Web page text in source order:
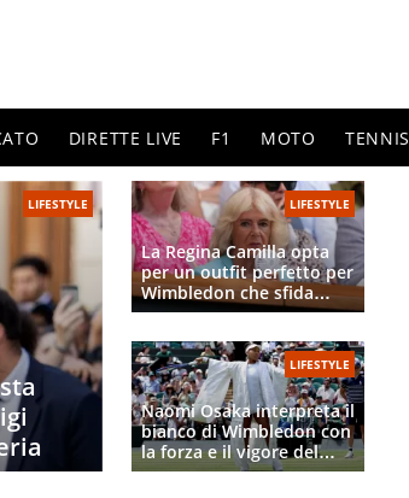
DIRETTE LIVE F1 MOTO TENNIS
LIFESTYLE LIFESTYLE
La Regina Camilla opta
per un outfit perfetto per
Wimbledon che sfida
Kate Middleton, ma cede
LIFESTYLE
Naomi Osaka interpreta il
bianco di Wimbledon con
la forza e il vigore del
kimono, prezioso e